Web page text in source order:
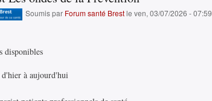
Soumis par Forum santé Brestle ven, 03/07/2026 - 07:59
disponibles
d'hier à aujourd'hui